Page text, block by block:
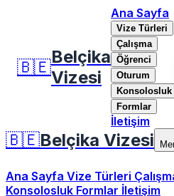
🇧🇪Belçika
Vizesi
Ana Sayfa
Vize Türleri
Çalışma
Öğrenci
Oturum
Konsolosluk
Formlar
İletişim
🇧🇪Belçika Vizesi
Ana Sayfa Vize Türleri
Konsolosluk Formlar İletişim